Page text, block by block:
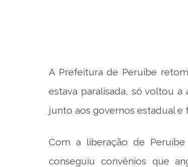
A Prefeitura de Peruíbe
estava paralisada, só voltou
junto aos governos estadual e
Com a liberação de
conseguiu convênios que